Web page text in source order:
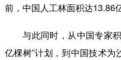
前，中国人工林面积达13.86
与此同时，从中国专家积
亿棵树”计划，到中国技术为